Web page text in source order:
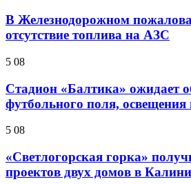
В Железнодорожном
отсутствие топлива на АЗС
5 08
Стадион «Балтика» ожидает
футбольного поля, освещения
5 08
«Светлогорская горка»
проектов двух домов в